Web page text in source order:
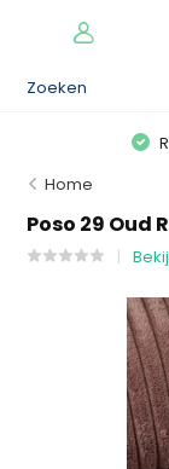
Home
Poso 29 Oud